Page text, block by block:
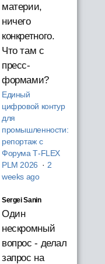
материи,
ничего
конкретного.
Что там с
пресс-
формами?
Единый
цифровой контур
для
промышленности:
репортаж с
Форума T‑FLEX
PLM 2026 · 2
weeks ago
Sergei Sanin
Один
нескромный
вопрос - делал
запрос на